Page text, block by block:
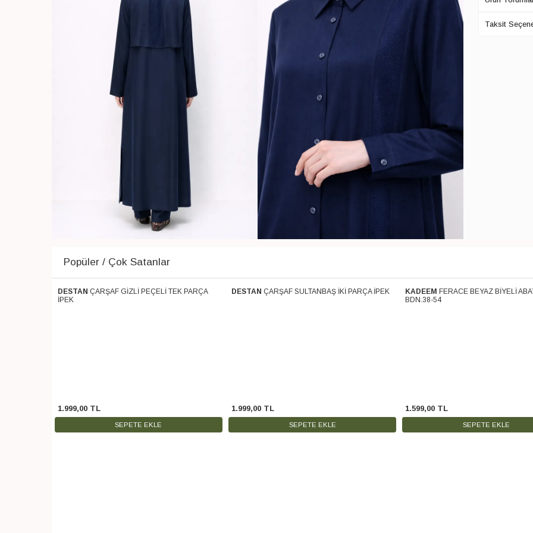
Taksit
Popüler / Çok Satanlar
Ücretsiz Kargo
DESTAN ÇARŞAF GİZLİ PEÇELİ TEK PARÇA
İPEK
1.999,00 TL
SEPETE EKLE
Ücretsiz Kargo
DESTAN ÇARŞAF SULTANBAŞ İKİ PARÇA İPEK
1.999,00 TL
SEPETE EKLE
Ücretsiz Kargo
KADEEM FERACE BEYAZ BİYELİ
BDN.38-54
1.599,00 TL
SEPETE EKLE